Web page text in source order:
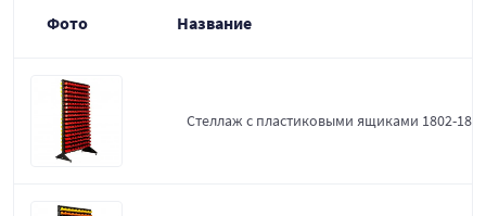
Фото Название
Стеллаж с пластиковыми ящиками 1802-18-